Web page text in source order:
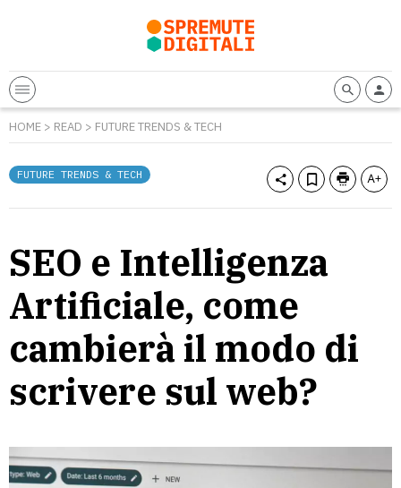
HOME > READ > FUTURE TRENDS & TECH
FUTURE TRENDS & TECH
SEO e Intelligenza
Artificiale, come
cambierà il modo di
scrivere sul web?